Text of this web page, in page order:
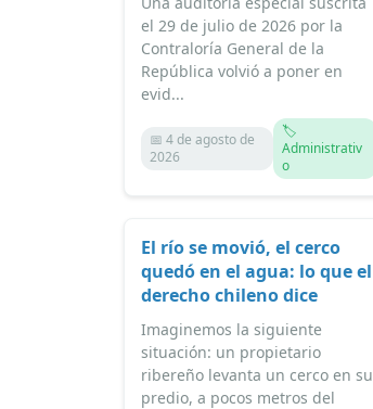
el 29 de julio de 2026 por la
Contraloría General de la
República volvió a poner en
evid...
📅 4 de agosto de
2026
🏷️
Administrativ
o
El río se movió, el cerco
quedó en el agua: lo que el
derecho chileno dice
Imaginemos la siguiente
situación: un propietario
ribereño levanta un cerco en su
predio, a pocos metros del